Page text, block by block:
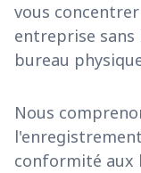
vous
entreprise sans
bureau
Nous
conformité aux